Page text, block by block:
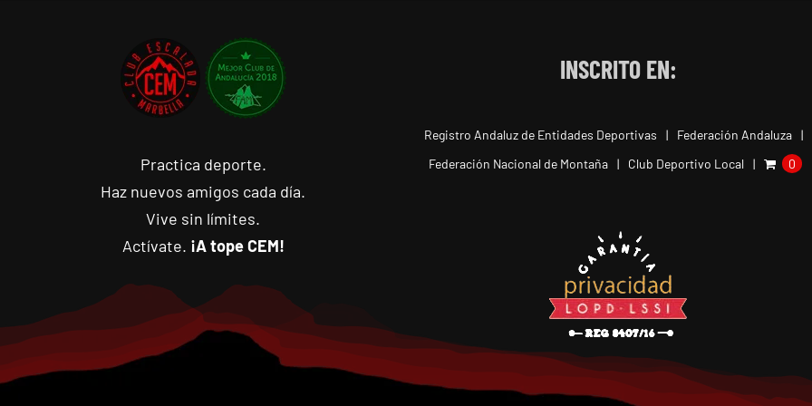
Practica deporte.
Haz nuevos amigos cada día.
Vive sin límites.
Actívate. ¡A tope CEM!
INSCRITO EN:
Registro Andaluz de Entidades Deportivas
Federación Andaluza
Federación Nacional de Montaña
Club Deportivo Local 0